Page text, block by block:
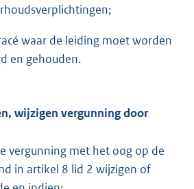
waar de leiding moet worden
en gehouden.
wijzigen vergunning door
vergunning met het oog op de
in artikel 8 lid 2 wijzigen of